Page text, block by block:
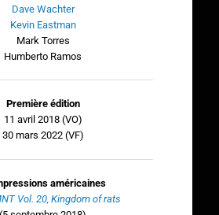
Dave Wachter
Kevin Eastman
Mark Torres
Humberto Ramos
Première édition
11 avril 2018 (VO)
30 mars 2022 (VF)
américaines
Vol. 20, Kingdom of rats